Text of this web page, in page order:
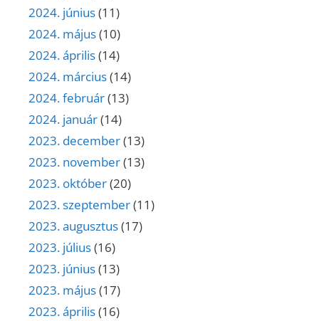
2024. június(11)
2024. május(10)
2024. április(14)
2024. március(14)
2024. február(13)
2024. január(14)
2023. december(13)
2023. november(13)
2023. október(20)
2023. szeptember(11)
2023. augusztus(17)
2023. július(16)
2023. június(13)
2023. május(17)
2023. április(16)